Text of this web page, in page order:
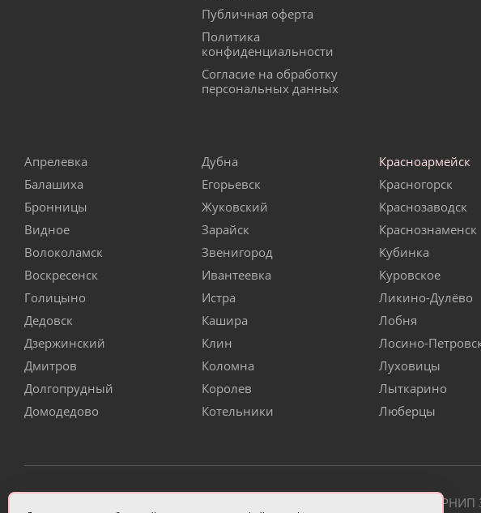
Публичная оферта
Политика
конфиденциальности
Согласие на обработку
персональных данных
Апрелевка
Балашиха
Бронницы
Видное
Волоколамск
Воскресенск
Голицыно
Дедовск
Дзержинский
Дмитров
Долгопрудный
Домодедово
Дубна
Егорьевск
Жуковский
Зарайск
Звенигород
Ивантеевка
Истра
Кашира
Клин
Коломна
Королев
Котельники
Красноармейск
Красногорск
Краснозаводск
Краснознаменск
Кубинка
Куровское
Ликино-Дулёво
Лобня
Лосино-
Луховицы
Лыткарино
Люберцы
ИП Чулкова Анастасия Александровна ИНН 331405822720 | ОГРН/